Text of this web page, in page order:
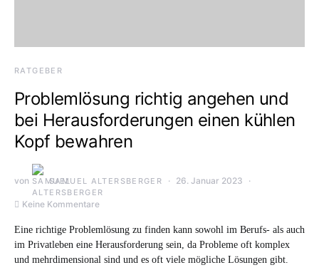
RATGEBER
Problemlösung richtig angehen und
bei Herausforderungen einen kühlen
Kopf bewahren
von SAMUEL ALTERSBERGER 26. Januar 2023
Keine Kommentare
Eine richtige Problemlösung zu finden kann sowohl im Berufs- als auch
im Privatleben eine Herausforderung sein, da Probleme oft komplex
und mehrdimensional sind und es oft viele mögliche Lösungen gibt.